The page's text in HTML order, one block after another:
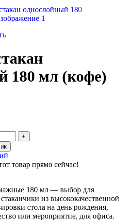
180 мл (кофе)
товар прямо сейчас!
180 мл — выбор для
из высококачественной
стола на день рождения,
или мероприятие, для офиса.